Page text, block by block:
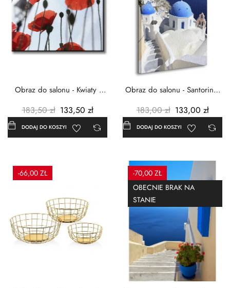
Obraz do salonu - Kwiaty -
183,50 zł 133,50 zł
DODAJ DO KOSZYKA
Obraz do salonu - Santorini -
183,00 zł 133,00 zł
DODAJ DO KOSZYKA
-66,00 ZŁ
-70,00 ZŁ
OBECNIE BRAK NA
STANIE